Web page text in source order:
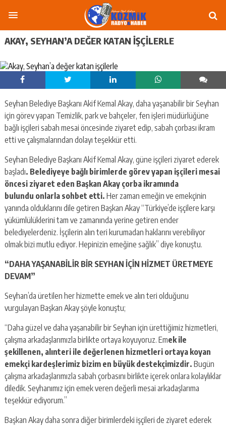
AKAY, SEYHAN’A DEĞER KATAN IŞÇILERLE
Seyhan Belediye Başkanı Akif Kemal Akay, daha yaşanabilir bir Seyhan
için görev yapan Temizlik, park ve bahçeler, fen işleri müdürlüğüne
bağlı işçileri sabah mesai öncesinde ziyaret edip, sabah çorbası ikram
etti ve çalışmalarından dolayı teşekkür etti.
Seyhan Belediye Başkanı Akif Kemal Akay, güne işçileri ziyaret ederek
başladı. Belediyeye bağlı birimlerde görev yapan işçileri mesai
öncesi ziyaret eden Başkan Akay çorba ikramında
bulundu onlarla sohbet etti. Her zaman emeğin ve emekçinin
yanında olduklarını dile getiren Başkan Akay “Türkiye’de işçilere karşı
yükümlülüklerini tam ve zamanında yerine getiren ender
belediyelerdeniz. İşçilerin alın teri kurumadan haklarını verebiliyor
olmak bizi mutlu ediyor. Hepinizin emeğine sağlık” diye konuştu.
“DAHA YAŞANABİLİR BİR SEYHAN İÇİN HİZMET ÜRETMEYE
DEVAM”
Seyhan’da üretilen her hizmette emek ve alın teri olduğunu
vurgulayan Başkan Akay şöyle konuştu;
“Daha güzel ve daha yaşanabilir bir Seyhan için ürettiğimiz hizmetleri,
çalışma arkadaşlarımızla birlikte ortaya koyuyoruz. Emek ile
şekillenen, alınteri ile değerlenen hizmetleri ortaya koyan
emekçi kardeşlerimiz bizim en büyük destekçimizdir. Bugün
çalışma arkadaşlarımızla sabah çorbasını birlikte içerek onlara kolaylıklar
diledik. Seyhanımız için emek veren değerli mesai arkadaşlarıma
teşekkür ediyorum.”
Başkan Akay daha sonra diğer birimlerdeki işçileri de ziyaret ederek